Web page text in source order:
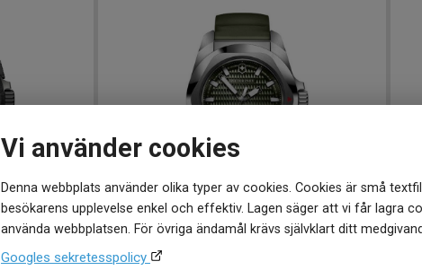
Vi använder cookies
Denna webbplats använder olika typer av cookies. Cookies är små
besökarens upplevelse enkel och effektiv. Lagen säger att vi får lagra
använda webbplatsen. För övriga ändamål krävs självklart ditt
Googles sekretesspolicy
V242017.1